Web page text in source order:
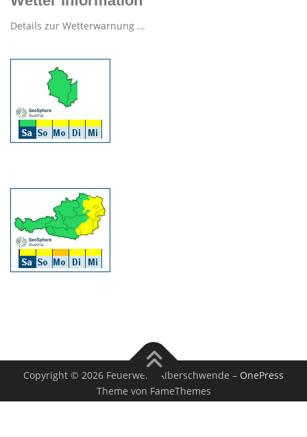
Details zur Wetterwarnung ...
Copyright © 2026 Feuerwehr Alberschwende – OnePress
Theme von FameThemes